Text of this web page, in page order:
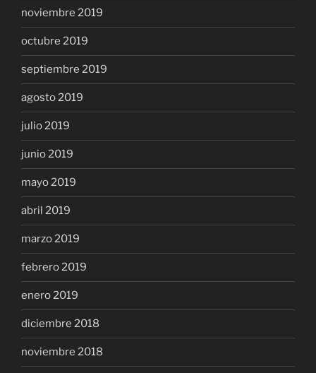
noviembre 2019
octubre 2019
septiembre 2019
agosto 2019
julio 2019
junio 2019
mayo 2019
abril 2019
marzo 2019
febrero 2019
enero 2019
diciembre 2018
noviembre 2018